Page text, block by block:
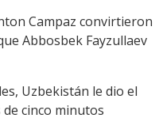
Campaz convirtieron
Abbosbek Fayzullaev
Uzbekistán le dio el
cinco minutos